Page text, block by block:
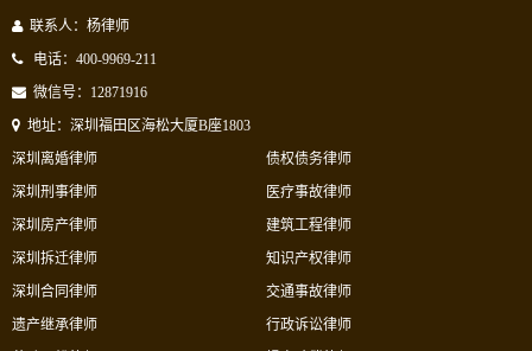
联系人：杨律师
电话：400-9969-211
微信号：12871916
地址：深圳福田区海松大厦B座1803
深圳离婚律师
深圳刑事律师
深圳房产律师
深圳拆迁律师
债权债务律师
医疗事故律师
建筑工程律师
知识产权律师
深圳合同律师
遗产继承律师
交通事故律师
行政诉讼律师